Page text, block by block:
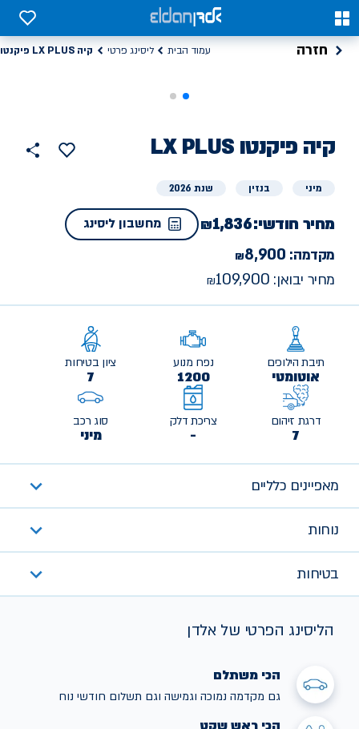
0
0
חזרה עמוד הבית ליסינג פרטי קיה LX PLUS פיקנטו
ליסינג
קיה LX PLUS פיקנטו
הוסף
למועדפים
מיני בנזין שנת 2026
מחיר חודשי:1,836 מחשבון ליסינג
מקדמה: 8,900
מחיר יבואן: 109,900
תיבת הילוכים
אוטומטי
נפח מנוע
1200
ציון בטיחות
7
דרגת זיהום
7
צריכת דלק
-
סוג רכב
מיני
מאפיינים כלליים
נוחות
בטיחות
הליסינג הפרטי של אלדן
הכי משתלם
גם מקדמה נמוכה וגמישה וגם תשלום חודשי נוח